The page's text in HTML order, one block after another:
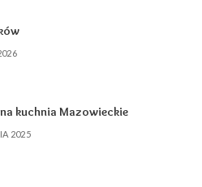
kuchnia Mazowieckie
2025